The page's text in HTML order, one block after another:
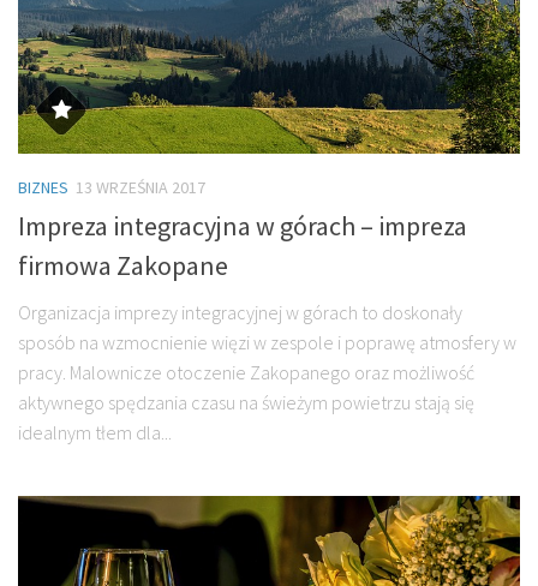
BIZNES 13 WRZEŚNIA 2017
Impreza integracyjna w górach – impreza
firmowa Zakopane
Organizacja imprezy integracyjnej w górach to doskonały
sposób na wzmocnienie więzi w zespole i poprawę atmosfery w
pracy. Malownicze otoczenie Zakopanego oraz możliwość
aktywnego spędzania czasu na świeżym powietrzu stają się
idealnym tłem dla...